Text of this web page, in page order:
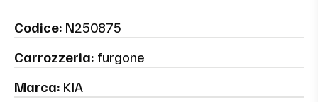
Codice: N250875
Carrozzeria: furgone
Marca: KIA